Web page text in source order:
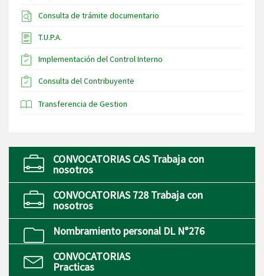
Consulta de trámite documentario
T.U.P.A.
Implementación del Control Interno
Consulta del Contribuyente
Transferencia de Gestion
CONVOCATORIAS CAS Trabaja con
nosotros
CONVOCATORIAS 728 Trabaja con
nosotros
Nombramiento personal DL N°276
CONVOCATORIAS
Practicas